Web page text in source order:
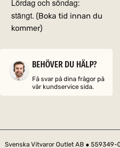
Lördag och söndag:
stängt. (Boka tid innan du
kommer)
BEHÖVER DU HÄLP?
Få svar på dina frågor på
vår kundservice sida.
Svenska Vitvaror Outlet AB ● 559349-